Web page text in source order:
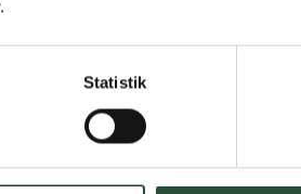
Statistik
Hurtig levering
Hurtigt leveringen via GLS, og
Faste lave priser*